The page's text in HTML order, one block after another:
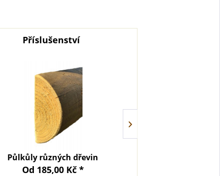
Příslušenství
Půlkůly různých dřevin
Od 185,00 Kč *